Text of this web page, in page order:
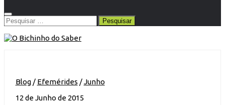
Pesquisar
por:
Blog/ Efemérides /Junho
12 de Junho de 2015